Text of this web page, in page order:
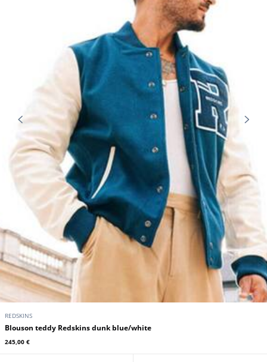
REDSKINS
Blouson teddy Redskins dunk blue/white
245,00 €